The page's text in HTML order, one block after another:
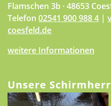
Flamschen 3b · 48653
Telefon 02541 900 988 4 |
coesfeld.de
weitere Informationen
Unsere